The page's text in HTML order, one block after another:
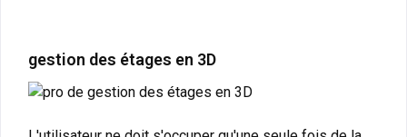
gestion des étages en 3D